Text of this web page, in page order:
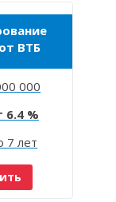
ВТБ
000
6.4
7 лет